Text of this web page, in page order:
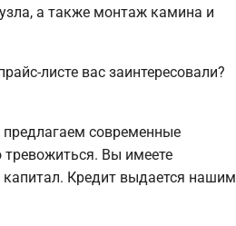
а также монтаж камина и
листе вас заинтересовали?
современные
Вы имеете
Кредит выдается нашим